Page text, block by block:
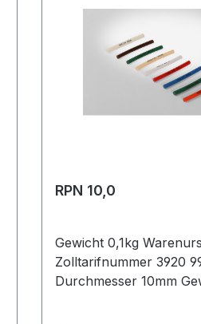
RPN 10,0
Gewicht 0,1kg
Zolltarifnummer 3920
Durchmesser 10mm